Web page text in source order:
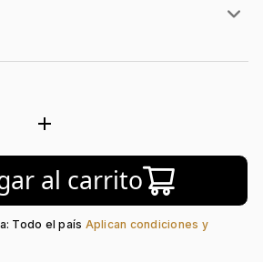
Redondo
Antireflejo
Plateado
add
al carrito
Todo el país Aplican condiciones y